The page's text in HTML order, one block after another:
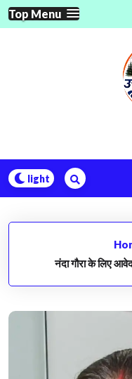
Skip
to
Top Menu
नंदा गौरा के लिए